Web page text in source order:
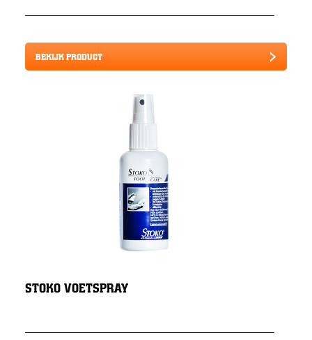
BEKIJK PRODUCT
STOKO VOETSPRAY